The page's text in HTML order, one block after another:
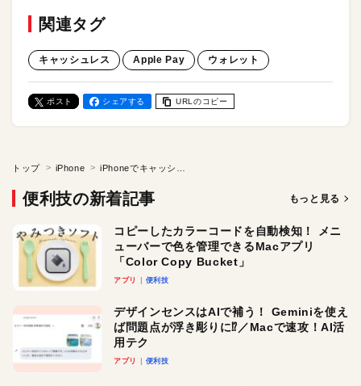
関連タグ
キャッシュレス Apple Pay ウォレット
ポスト シェアする URLのコピー
トップ iPhone
便利技の新着記事 もっと見る
コピーしたカラーコードを自動検知！ メニ
ューバーで色を管理できるMacアプリ
「Color Copy Bucket」
アプリ 便利技
デザインセンスはAIで補う！ Geminiを使え
ば問題点が浮き彫りに⁉︎／Macで速攻！AI活
用テク
アプリ 便利技